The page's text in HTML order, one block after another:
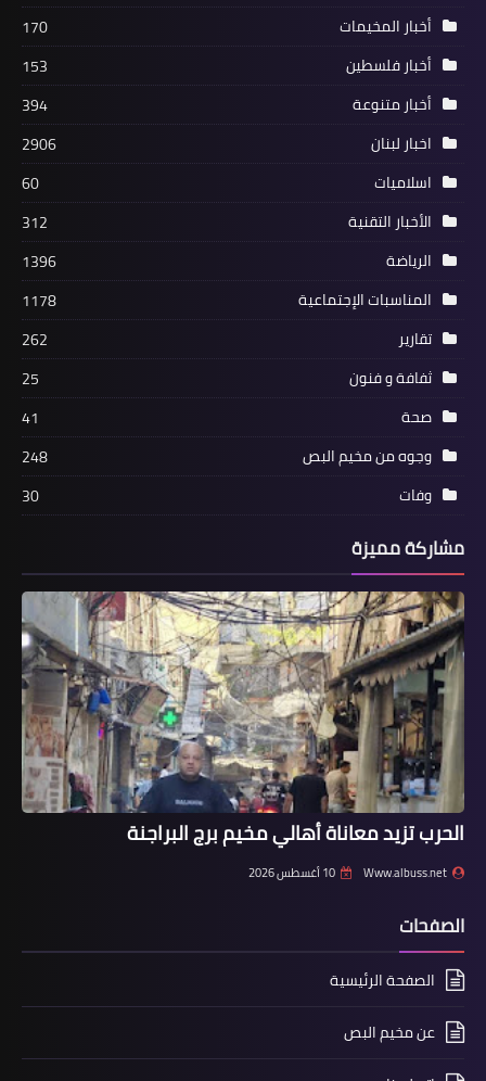
أخبار البص
المبادرة جمعتنا بتوحدنا تستكمل دهن
ازقة المخيم
طلائع حرب التحرير الشعبية قوات الصاعقة
وشعبة فلسطين في لبنان تقيم حفل
استقبال بمناسبة الذكرى الـ 52
أخبار البص
جبهة النضال الشعبي الفلسطيني تشارك
حزب البعث العربي الاشتراكي في الذكرى
الـ 52 للحركة التصحيحية المجيدة
أخبار المخيمات
170
أخبار فلسطين
153
أخبار متنوعة
394
اخبار لبنان
2906
اسلاميات
60
الأخبار التقنية
312
الرياضة
1396
المناسبات الإجتماعية
1178
تقارير
262
ثفافة و فنون
25
صحة
41
وجوه من مخيم البص
248
وفات
30
مشاركة مميزة
الحرب تزيد معاناة أهالي مخيم برج البراجنة
Www.albuss.net 10 أغسطس 2026
الصفحات
الصفحة الرئيسية
عن مخيم البص